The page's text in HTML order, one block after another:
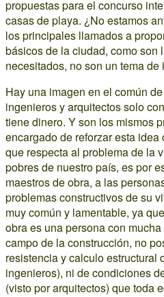
propuestas para el concurso
casas de playa. ¿No estamos
los principales llamados a
básicos de la ciudad, como son
necesitados, no son un tema de
Hay una imagen en el común
ingenieros y arquitectos solo
tiene dinero. Y son los mismos
encargado de reforzar esta
que respecta al problema de la
pobres de nuestro país, es por
maestros de obra, a las
problemas constructivos de su
muy común y lamentable, ya
obra es una persona con
campo de la construcción, no
resistencia y calculo estructural
ingenieros), ni de condiciones
(visto por arquitectos) que toda